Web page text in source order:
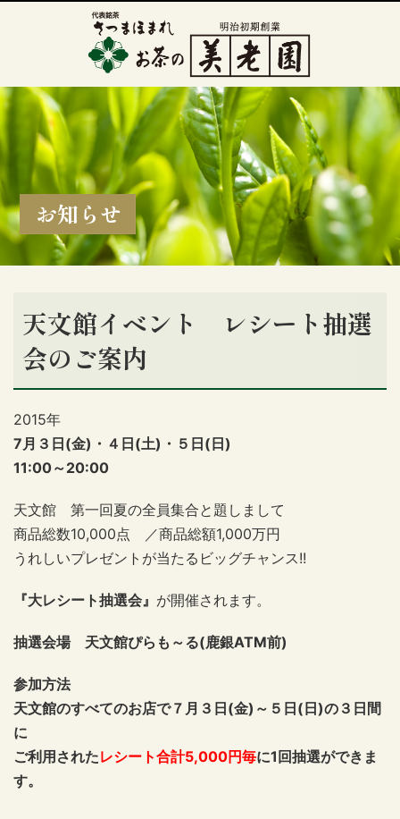
お知らせ
天文館イベント レシート抽選
会のご案内
2015年
7月３日(金)・４日(土)・５日(日)
11:00～20:00
天文館 第一回夏の全員集合と題しまして
商品総数10,000点 ／商品総額1,000万円
うれしいプレゼントが当たるビッグチャンス!!
『大レシート抽選会』 が開催されます。
抽選会場 天文館ぴらも～る(鹿銀ATM前)
参加方法
天文館のすべてのお店で７月３日(金)～５日(日)の３日間
に
ご利用されたレシート合計5,000円毎に1回抽選ができま
す。